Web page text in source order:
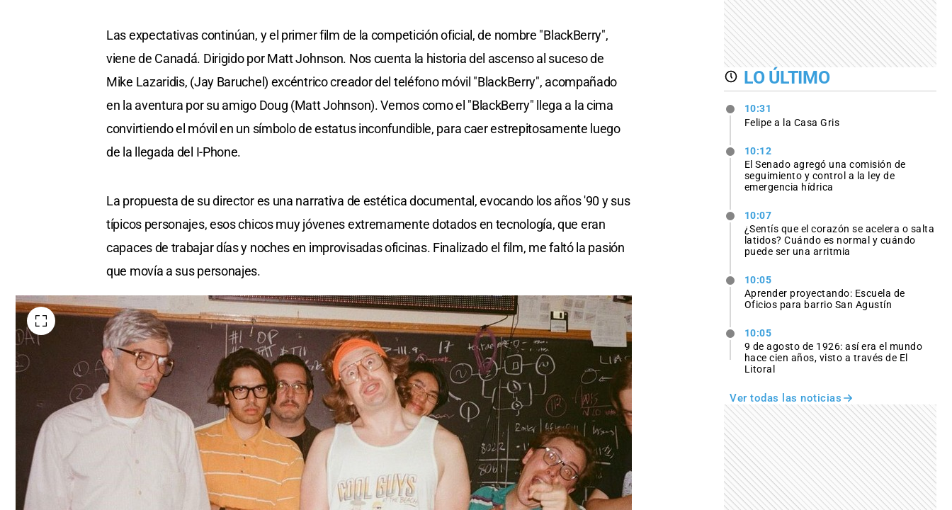
Las expectativas continúan, y el primer film de la competición oficial, de nombre "BlackBerry",
viene de Canadá. Dirigido por Matt Johnson. Nos cuenta la historia del ascenso al suceso de
Mike Lazaridis, (Jay Baruchel) excéntrico creador del teléfono móvil "BlackBerry", acompañado
en la aventura por su amigo Doug (Matt Johnson). Vemos como el "BlackBerry" llega a la cima
convirtiendo el móvil en un símbolo de estatus inconfundible, para caer estrepitosamente luego
de la llegada del I-Phone.
La propuesta de su director es una narrativa de estética documental, evocando los años '90 y sus
típicos personajes, esos chicos muy jóvenes extremamente dotados en tecnología, que eran
capaces de trabajar días y noches en improvisadas oficinas. Finalizado el film, me faltó la pasión
que movía a sus personajes.
LO ÚLTIMO
10:31
Felipe a la Casa Gris
10:12
El Senado agregó una comisión de
seguimiento y control a la ley de
emergencia hídrica
10:07
¿Sentís que el corazón se acelera o salta
latidos? Cuándo es normal y cuándo
puede ser una arritmia
10:05
Aprender proyectando: Escuela de
Oficios para barrio San Agustín
10:05
9 de agosto de 1926: así era el mundo
hace cien años, visto a través de El
Litoral
Ver todas las noticias